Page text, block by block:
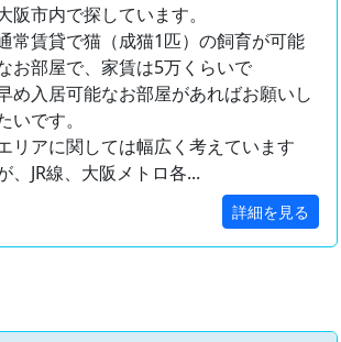
阪市内で探しています。
常賃貸で猫（成猫1匹）の飼育が可能
お部屋で、家賃は5万くらいで
め入居可能なお部屋があればお願いし
いです。
リアに関しては幅広く考えています
、JR線、大阪メトロ各...
詳細を見る